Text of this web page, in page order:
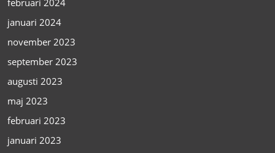
februari 2024
januari 2024
november 2023
september 2023
augusti 2023
maj 2023
februari 2023
januari 2023